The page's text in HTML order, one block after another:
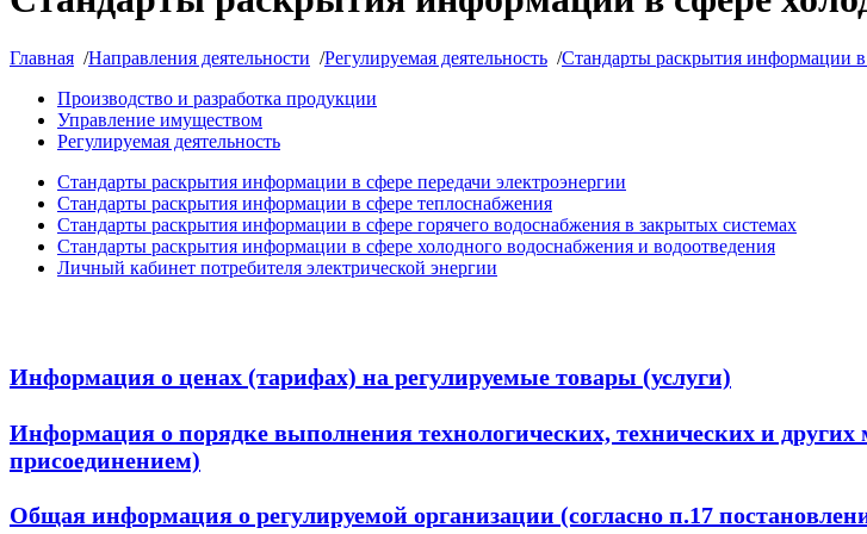
Главная /Направления деятельности /Регулируемая деятельность /Стандарты раскрытия информации
Производство и разработка продукции
Управление имуществом
Регулируемая деятельность
Стандарты раскрытия информации в сфере передачи электроэнергии
Стандарты раскрытия информации в сфере теплоснабжения
Стандарты раскрытия информации в сфере горячего водоснабжения в закрытых системах
Стандарты раскрытия информации в сфере холодного водоснабжения и водоотведения
Личный кабинет потребителя электрической энергии
Информация о ценах (тарифах) на регулируемые товары (услуги)
Информация о порядке выполнения технологических, технических и
присоединением)
Общая информация о регулируемой организации (согласно п.17